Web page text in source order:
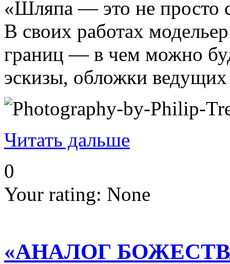
«Шляпа — это не просто
В своих работах
границ — в чем можно
эскизы, обложки
Читать дальше
0
Your rating: None
«АНАЛОГ